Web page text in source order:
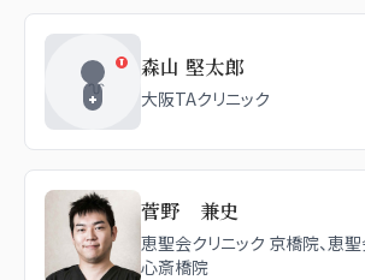
森山 堅太郎
大阪TAクリニック
菅野 兼史
恵聖会クリニック 京橋院、恵聖
心斎橋院